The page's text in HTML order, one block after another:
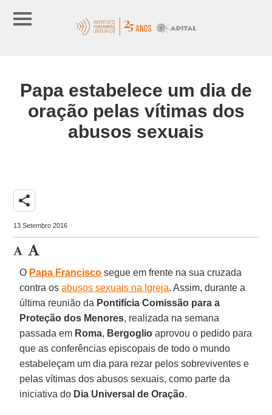
Papa estabelece um dia de
oração pelas vítimas dos
abusos sexuais
share
13 Setembro 2016
O Papa Francisco segue em frente na sua cruzada
contra osabusos sexuais na Igreja. Assim, durante a
última reunião da Pontifícia Comissão para a
Proteção dos Menores, realizada na semana
passada em Roma, Bergoglio aprovou o pedido para
que as conferências episcopais de todo o mundo
estabeleçam um dia para rezar pelos sobreviventes e
pelas vítimas dos abusos sexuais, como parte da
iniciativa do Dia Universal de Oração.